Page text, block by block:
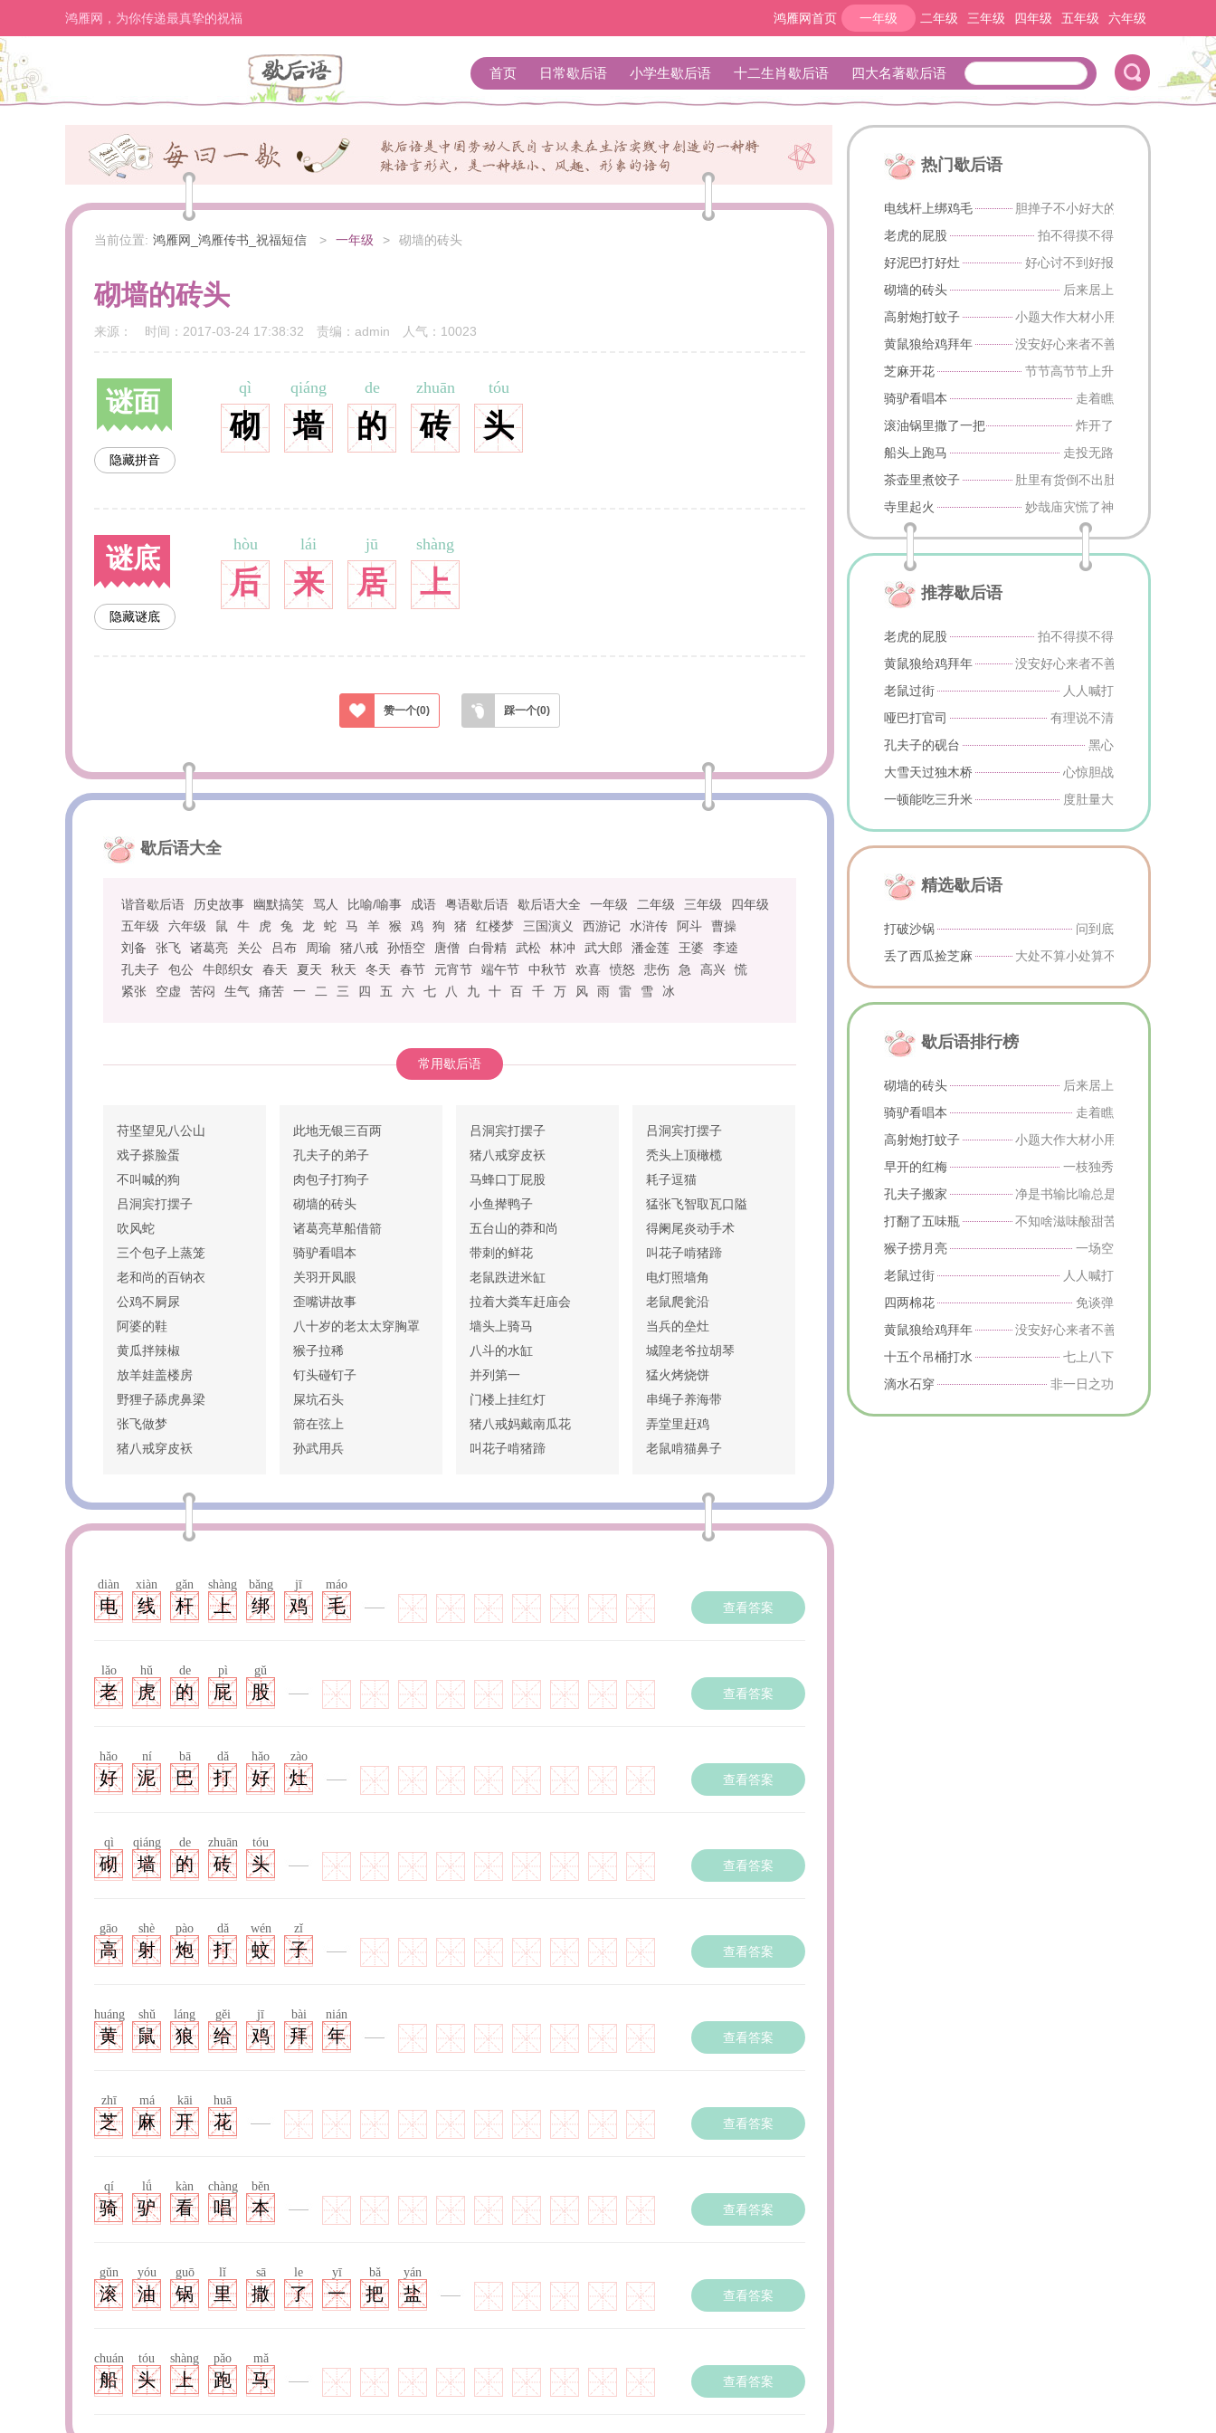
鸿雁网，为你传递最真挚的祝福 鸿雁网首页 一年级 二年级 三年级 四年级 五年级 六年级
首页 日常歇后语 小学生歇后语 十二生肖歇后语 四大名著歇后语
当前位置: 鸿雁网_鸿雁传书_祝福短信 > 一年级 > 砌墙的砖头
砌墙的砖头
来源： 时间： 2017-03-24 17:38:32 责编： admin 人气： 10023
谜面
隐藏拼音
砌
qì
墙
qiáng
的
de
砖
zhuān
头
tóu
谜底
隐藏谜底
后
hòu
来
lái
居
jū
上
shàng
赞一个(0) 踩一个(0)
歇后语大全
谐音歇后语 历史故事 幽默搞笑 骂人 比喻/喻事 成语 粤语歇后语 歇后语大全 一年级 二年级 三年级
四年级
五年级
六年级 鼠 牛 虎 兔 龙 蛇 马 羊 猴 鸡 狗 猪 红楼梦 三国演义 西游记 水浒传 阿斗
曹操
刘备
张飞 诸葛亮 关公 吕布 周瑜 猪八戒 孙悟空 唐僧 白骨精 武松 林冲 武大郎 潘金莲 王婆
李逵
孔夫子
包公 牛郎织女 春天 夏天 秋天 冬天 春节 元宵节 端午节 中秋节 欢喜 愤怒 悲伤 急 高兴
慌
紧张
空虚 苦闷 生气 痛苦 一 二 三 四 五 六 七 八 九 十 百 千 万 风 雨 雷 雪 冰
常用歇后语
苻坚望见八公山
戏子搽脸蛋
不叫喊的狗
吕洞宾打摆子
吹风蛇
三个包子上蒸笼
老和尚的百钠衣
公鸡不屙尿
阿婆的鞋
黄瓜拌辣椒
放羊娃盖楼房
野狸子舔虎鼻梁
张飞做梦
猪八戒穿皮袄
此地无银三百两
孔夫子的弟子
肉包子打狗子
砌墙的砖头
诸葛亮草船借箭
骑驴看唱本
关羽开凤眼
歪嘴讲故事
八十岁的老太太穿胸罩
猴子拉稀
钉头碰钉子
屎坑石头
箭在弦上
孙武用兵
吕洞宾打摆子
猪八戒穿皮袄
马蜂口丁屁股
小鱼撵鸭子
五台山的莽和尚
带刺的鲜花
老鼠跌进米缸
拉着大粪车赶庙会
墙头上骑马
八斗的水缸
并列第一
门楼上挂红灯
猪八戒妈戴南瓜花
叫花子啃猪蹄
吕洞宾打摆子
秃头上顶橄榄
耗子逗猫
猛张飞智取瓦口隘
得阑尾炎动手术
叫花子啃猪蹄
电灯照墙角
老鼠爬瓮沿
当兵的垒灶
城隍老爷拉胡琴
猛火烤烧饼
串绳子养海带
弄堂里赶鸡
老鼠啃猫鼻子
电
diàn
线
xiàn
杆
gǎn
上
shàng
绑
bǎng
鸡
jī
毛
máo
查看答案
老
lǎo
虎
hǔ
的
de
屁
pì
股
gǔ
查看答案
好
hǎo
泥
ní
巴
bā
打
dǎ
好
hǎo
灶
zào
查看答案
砌
qì
墙
qiáng
的
de
砖
zhuān
头
tóu
查看答案
高
gāo
射
shè
炮
pào
打
dǎ
蚊
wén
子
zǐ
查看答案
黄
huáng
鼠
shǔ
狼
láng
给
gěi
鸡
jī
拜
bài
年
nián
查看答案
芝
zhī
麻
má
开
kāi
花
huā
查看答案
骑
qí
驴
lǘ
看
kàn
唱
chàng
本
běn
查看答案
滚
gǔn
油
yóu
锅
guō
里
lǐ
撒
sā
了
le
一
yī
把
bǎ
盐
yán
查看答案
船
chuán
头
tóu
上
shàng
跑
pǎo
马
mǎ
查看答案
热门歇后语
电线杆上绑鸡毛
胆掸子不小好大的胆掸子
老虎的屁股
拍不得摸不得
好泥巴打好灶
好心讨不到好报
砌墙的砖头
后来居上
高射炮打蚊子
小题大作大材小用比喻把小事当作
黄鼠狼给鸡拜年
没安好心来者不善
芝麻开花
节节高节节上升
骑驴看唱本
走着瞧
滚油锅里撒了一把盐
炸开了
船头上跑马
走投无路
茶壶里煮饺子
肚里有货倒不出肚里有货
寺里起火
妙哉庙灾慌了神
推荐歇后语
老虎的屁股
拍不得摸不得
黄鼠狼给鸡拜年
没安好心来者不善
老鼠过街
人人喊打
哑巴打官司
有理说不清
孔夫子的砚台
黑心
大雪天过独木桥
心惊胆战
一顿能吃三升米
度肚量大
精选歇后语
打破沙锅
问到底
丢了西瓜捡芝麻
大处不算小处算不知大小得不偿失
歇后语排行榜
砌墙的砖头
后来居上
骑驴看唱本
走着瞧
高射炮打蚊子
小题大作大材小用比喻把小事当作
早开的红梅
一枝独秀
孔夫子搬家
净是书输比喻总是失败
打翻了五味瓶
不知啥滋味酸甜苦辣咸样样都有
猴子捞月亮
一场空
老鼠过街
人人喊打
四两棉花
免谈弹
黄鼠狼给鸡拜年
没安好心来者不善
十五个吊桶打水
七上八下
滴水石穿
非一日之功